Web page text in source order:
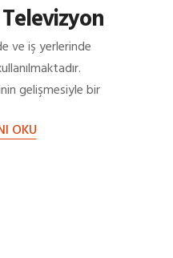
ve iş yerlerinde
gelişmesiyle bir
göre…
OKU